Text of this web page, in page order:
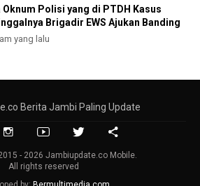
Oknum Polisi yang di PTDH Kasus
Brigadir EWS Ajukan Banding
yang lalu
Berita Jambi Paling Update
- 2026 Jambiupdate.co Mobile.
All rights reserved